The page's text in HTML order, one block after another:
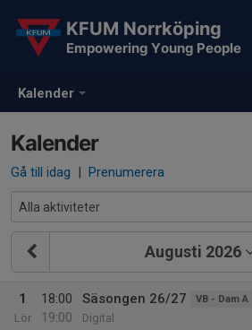
Kalender
KFUM Norrköping
Empowering Young People
Kalender
Gå till idag | Prenumerera
Augusti 2026
1
Lör
18:00
19:00
Säsongen 26/27 VB - Dam A
Digital